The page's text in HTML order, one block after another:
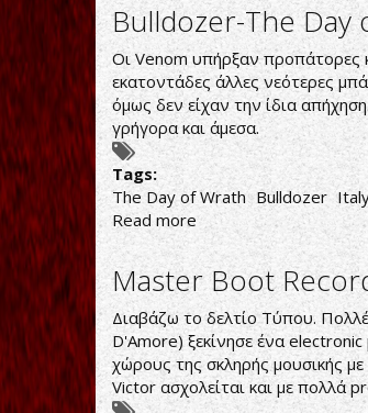
Bulldozer-The Day
Οι Venom υπήρξαν προπάτορες
εκατοντάδες άλλες νεότερες
όμως δεν είχαν την ίδια
γρήγορα και άμεσα.
Tags:
The Day of Wrath Bulldozer
Read more about
Bulldozer-
The
Day
of
Wrath
Master Boot
Διαβάζω το δελτίο Τύπου.
D'Amore) ξεκίνησε ένα
χώρους της σκληρής μουσικής
Victor ασχολείται και με πολλά